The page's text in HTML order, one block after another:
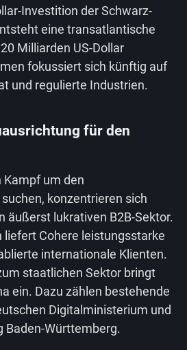
Investition der Schwarz-
eine transatlantische
Milliarden US-Dollar
fokussiert sich künftig auf
und regulierte Industrien.
für den
um den
konzentrieren sich
äußerst lukrativen B2B-Sektor.
liefert Cohere leistungsstarke
internationale Klienten.
staatlichen Sektor bringt
ein. Dazu zählen bestehende
Digitalministerium und
Baden-Württemberg.